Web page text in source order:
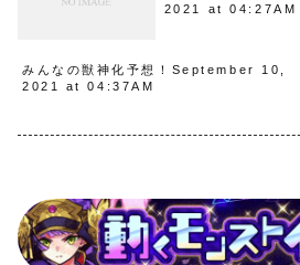
2021 at 04:27AM
みんなの獣神化予想！September 10,
2021 at 04:37AM